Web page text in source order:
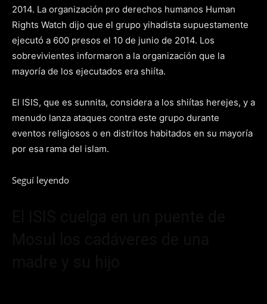
2014. La organización pro derechos humanos Human
Rights Watch dijo que el grupo yihadista supuestamente
ejecutó a 600 presos el 10 de junio de 2014. Los
sobrevivientes informaron a la organización que la
mayoría de los ejecutados era shiíta.
El ISIS, que es sunnita, considera a los shiítas herejes, y a
menudo lanza ataques contra este grupo durante
eventos religiosos o en distritos habitados en su mayoría
por esa rama del islam.
Seguí leyendo